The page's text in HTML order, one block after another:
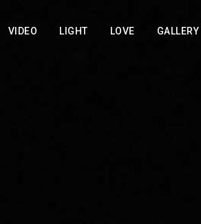
VIDEO LIGHT LOVE GALLERY